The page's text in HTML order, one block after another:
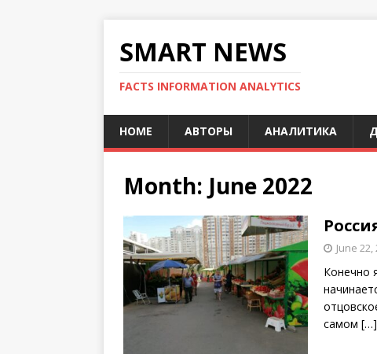
SMART NEWS
FACTS INFORMATION ANALYTICS
HOME АВТОРЫ АНАЛИТИКА
Month: June 2022
June 22,
Конечно
самом […]